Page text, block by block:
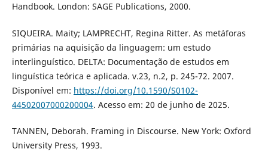
Handbook. London: SAGE Publications, 2000.
SIQUEIRA. Maity; LAMPRECHT, Regina Ritter. As metáforas
primárias na aquisição da linguagem: um estudo
interlinguístico. DELTA: Documentação de estudos em
linguística teórica e aplicada. v.23, n.2, p. 245-72. 2007.
Disponível em: https://doi.org/10.1590/S0102-
44502007000200004. Acesso em: 20 de junho de 2025.
TANNEN, Deborah. Framing in Discourse. New York: Oxford
University Press, 1993.